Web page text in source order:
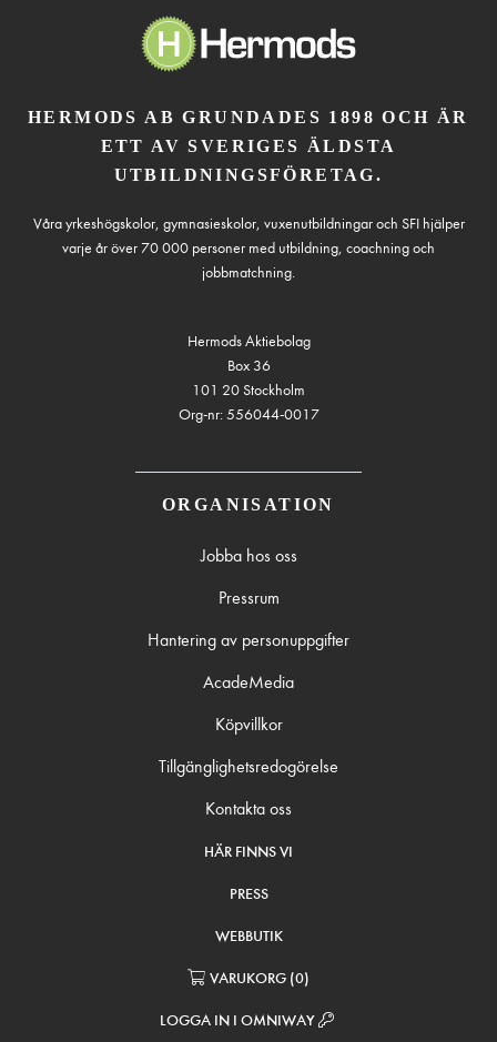
HERMODS AB GRUNDADES 1898 OCH ÄR
ETT AV SVERIGES ÄLDSTA
UTBILDNINGSFÖRETAG.
Våra yrkeshögskolor, gymnasieskolor, vuxenutbildningar och SFI hjälper
varje år över 70 000 personer med utbildning, coachning och
jobbmatchning.
Hermods Aktiebolag
Box 36
101 20 Stockholm
Org-nr: 556044-0017
ORGANISATION
Jobba hos oss
Pressrum
Hantering av personuppgifter
AcadeMedia
Köpvillkor
Tillgänglighetsredogörelse
Kontakta oss
HÄR FINNS VI
PRESS
WEBBUTIK
VARUKORG (0)
LOGGA IN I OMNIWAY